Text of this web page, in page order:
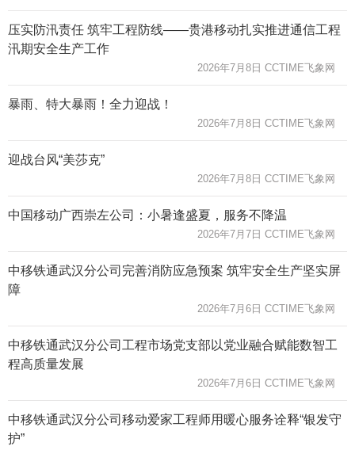
压实防汛责任 筑牢工程防线——贵港移动扎实推进通信工程
汛期安全生产工作
2026年7月8日 CCTIME飞象网
暴雨、特大暴雨！全力迎战！
2026年7月8日 CCTIME飞象网
迎战台风“美莎克”
2026年7月8日 CCTIME飞象网
中国移动广西崇左公司：小暑逢盛夏，服务不降温
2026年7月7日 CCTIME飞象网
中移铁通武汉分公司完善消防应急预案 筑牢安全生产坚实屏
障
2026年7月6日 CCTIME飞象网
中移铁通武汉分公司工程市场党支部以党业融合赋能数智工
程高质量发展
2026年7月6日 CCTIME飞象网
中移铁通武汉分公司移动爱家工程师用暖心服务诠释“银发守
护”